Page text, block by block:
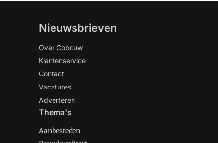
Nieuwsbrieven
Over Cobouw
Klantenservice
Contact
Vacatures
Adverteren
Thema's
Aanbesteden